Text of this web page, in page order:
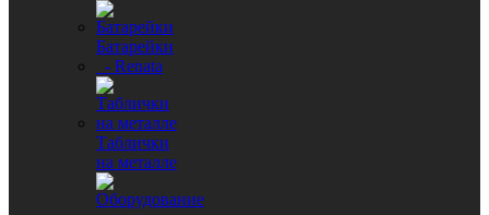
Батарейки
- Renata
Таблички
на металле